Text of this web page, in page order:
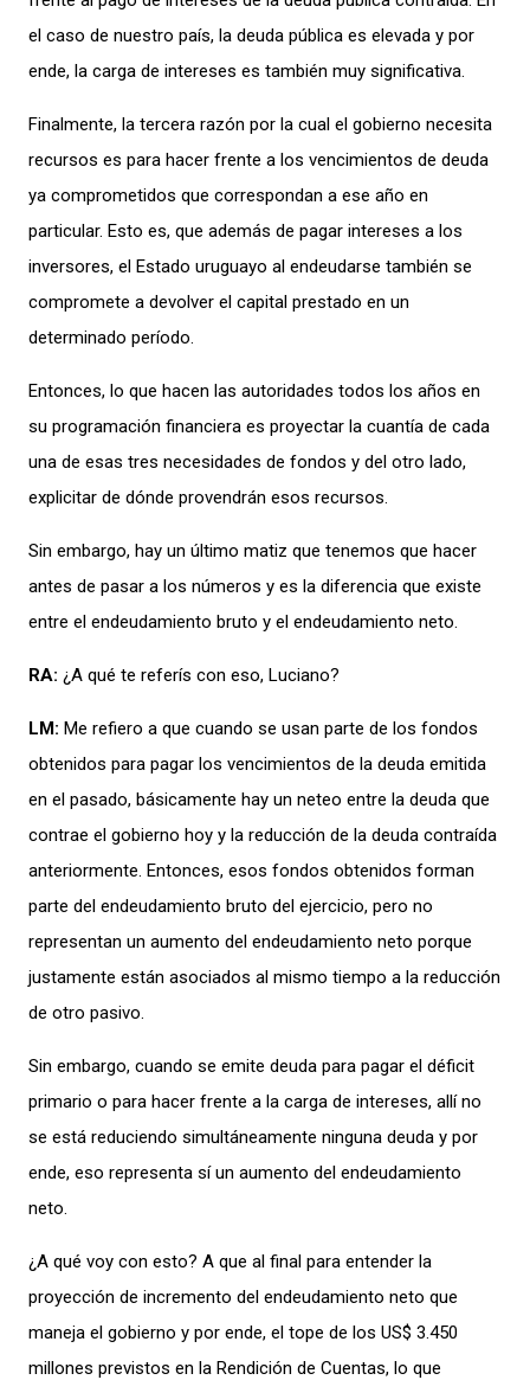
el caso de nuestro país, la deuda pública es elevada y por
ende, la carga de intereses es también muy significativa.
Finalmente, la tercera razón por la cual el gobierno necesita
recursos es para hacer frente a los vencimientos de deuda
ya comprometidos que correspondan a ese año en
particular. Esto es, que además de pagar intereses a los
inversores, el Estado uruguayo al endeudarse también se
compromete a devolver el capital prestado en un
determinado período.
Entonces, lo que hacen las autoridades todos los años en
su programación financiera es proyectar la cuantía de cada
una de esas tres necesidades de fondos y del otro lado,
explicitar de dónde provendrán esos recursos.
Sin embargo, hay un último matiz que tenemos que hacer
antes de pasar a los números y es la diferencia que existe
entre el endeudamiento bruto y el endeudamiento neto.
RA: ¿A qué te referís con eso, Luciano?
LM: Me refiero a que cuando se usan parte de los fondos
obtenidos para pagar los vencimientos de la deuda emitida
en el pasado, básicamente hay un neteo entre la deuda que
contrae el gobierno hoy y la reducción de la deuda contraída
anteriormente. Entonces, esos fondos obtenidos forman
parte del endeudamiento bruto del ejercicio, pero no
representan un aumento del endeudamiento neto porque
justamente están asociados al mismo tiempo a la reducción
de otro pasivo.
Sin embargo, cuando se emite deuda para pagar el déficit
primario o para hacer frente a la carga de intereses, allí no
se está reduciendo simultáneamente ninguna deuda y por
ende, eso representa sí un aumento del endeudamiento
neto.
¿A qué voy con esto? A que al final para entender la
proyección de incremento del endeudamiento neto que
maneja el gobierno y por ende, el tope de los US$ 3.450
millones previstos en la Rendición de Cuentas, lo que